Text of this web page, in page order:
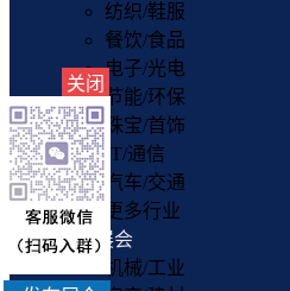
纺织/鞋服
餐饮/食品
电子/光电
节能/环保
珠宝/首饰
IT/通信
汽车/交通
更多行业
国外展会
机械/工业
关闭